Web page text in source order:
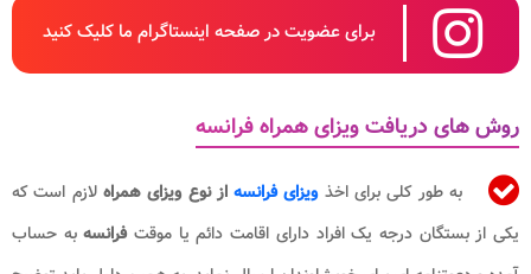
برای عضویت در صفحه اینستاگرام ما کلیک کنید
روش های دریافت ویزای همراه فرانسه
به طور کلی برای اخذویزای فرانسهاز نوع ویزای همراه لازم است که
یکی از بستگان درجه یک افراد دارای اقامت دائم یا موقتفرانسهبه حساب